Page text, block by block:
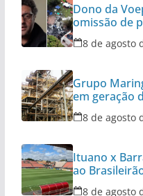
Dono da
omissão de
aeronaves
8 de agosto
Grupo
em geração
8 de agosto
Ituano x
ao
8 de agosto